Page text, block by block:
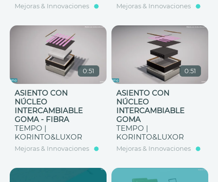
Mejoras & Innovaciones Mejoras & Innovaciones
0:51
ASIENTO CON
NÚCLEO
INTERCAMBIABLE
GOMA - FIBRA
TEMPO |
KORINTO&LUXOR
Mejoras & Innovaciones
0:51
ASIENTO CON
NÚCLEO
INTERCAMBIABLE
GOMA
TEMPO |
KORINTO&LUXOR
Mejoras & Innovaciones